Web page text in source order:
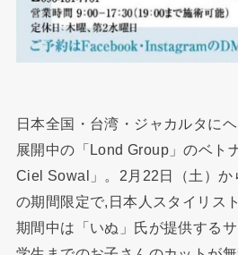
日本全国・台湾・ジャカルタに
展開中の「Lond Group」のベト
Ciel Sowal」。2月22日（土）か
の期間限定で,日本人スタイリス
期間中は「いぬ」氏が提供する